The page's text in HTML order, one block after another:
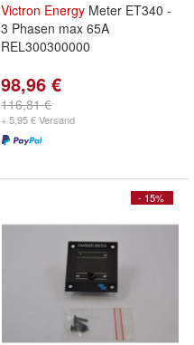
Victron Energy Meter ET340 -
3 Phasen max 65A
REL300300000
98,96 €
116,81 €
+ 5,95 € Versand
- 15%